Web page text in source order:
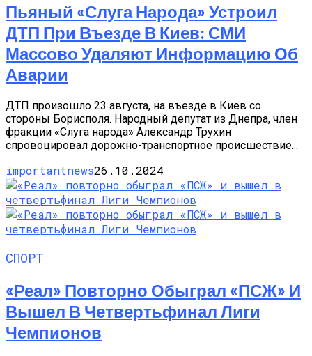
Пьяный «слуга Народа» Устроил
ДТП При Въезде В Киев: СМИ
Массово Удаляют Информацию Об
Аварии
ДТП произошло 23 августа, на въезде в Киев со
стороны Борисполя. Народный депутат из Днепра, член
фракции «Слуга народа» Александр Трухин
спровоцировал дорожно-транспортное происшествие...
importantnews26.10.2024
СПОРТ
«Реал» Повторно Обыграл «ПСЖ» И
Вышел В Четвертьфинал Лиги
Чемпионов